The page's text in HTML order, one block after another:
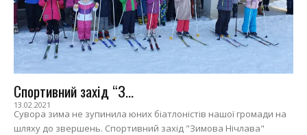
Спортивний захід “З...
13.02.2021
Сувора зима не зупинила юних біатлоністів нашої громади на
шляху до звершень. Спортивний захід "Зимова Нічлава"